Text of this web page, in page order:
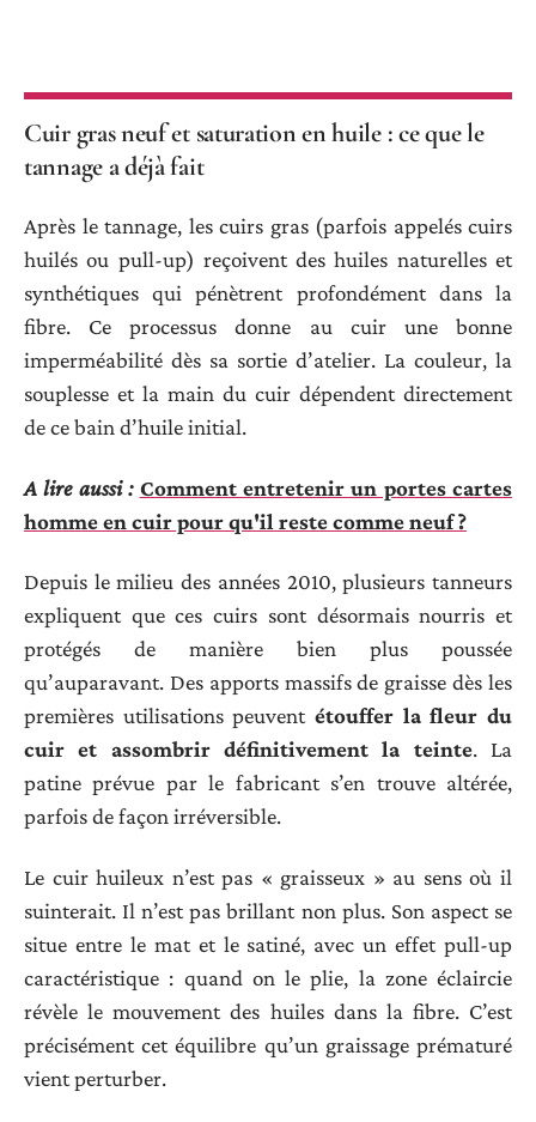
Cuir gras neuf et saturation en huile : ce que le
tannage a déjà fait
Après le tannage, les cuirs gras (parfois appelés cuirs
huilés ou pull-up) reçoivent des huiles naturelles et
synthétiques qui pénètrent profondément dans la
fibre. Ce processus donne au cuir une bonne
imperméabilité dès sa sortie d’atelier. La couleur, la
souplesse et la main du cuir dépendent directement
de ce bain d’huile initial.
A lire aussi : Comment entretenir un portes cartes
homme en cuir pour qu'il reste comme neuf ?
Depuis le milieu des années 2010, plusieurs tanneurs
expliquent que ces cuirs sont désormais nourris et
protégés de manière bien plus poussée
qu’auparavant. Des apports massifs de graisse dès les
premières utilisations peuvent étouffer la fleur du
cuir et assombrir définitivement la teinte. La
patine prévue par le fabricant s’en trouve altérée,
parfois de façon irréversible.
Le cuir huileux n’est pas « graisseux » au sens où il
suinterait. Il n’est pas brillant non plus. Son aspect se
situe entre le mat et le satiné, avec un effet pull-up
caractéristique : quand on le plie, la zone éclaircie
révèle le mouvement des huiles dans la fibre. C’est
précisément cet équilibre qu’un graissage prématuré
vient perturber.